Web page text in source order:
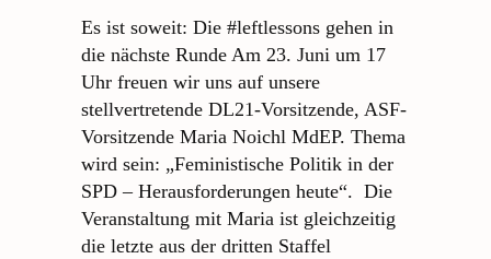
Es ist soweit: Die #leftlessons gehen in
die nächste Runde Am 23. Juni um 17
Uhr freuen wir uns auf unsere
stellvertretende DL21-Vorsitzende, ASF-
Vorsitzende Maria Noichl MdEP. Thema
wird sein: „Feministische Politik in der
SPD – Herausforderungen heute“. Die
Veranstaltung mit Maria ist gleichzeitig
die letzte aus der dritten Staffel